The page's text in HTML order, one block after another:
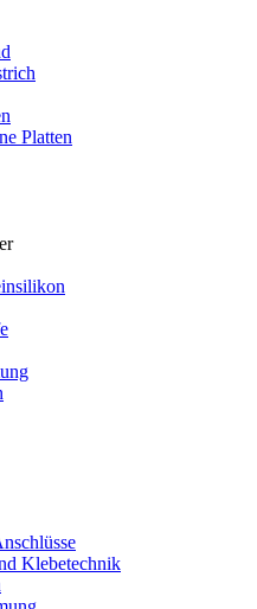
Platten
Klebetechnik